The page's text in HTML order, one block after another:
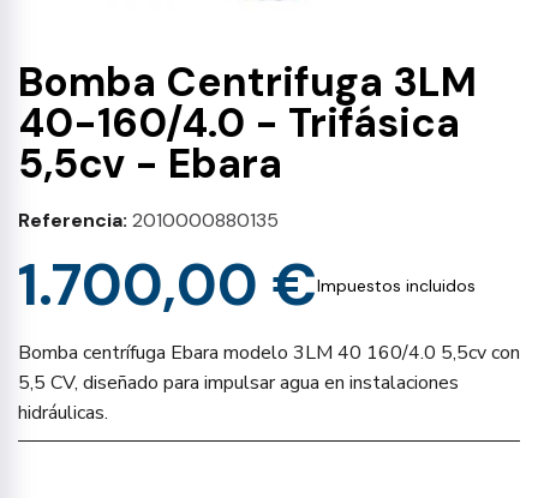
Bomba Centrifuga 3LM
40-160/4.0 - Trifásica
5,5cv - Ebara
Referencia 2010000880135
1.700,00 €Impuestos incluidos
Bomba centrífuga Ebara modelo 3LM 40 160/4.0 5,5cv con
5,5 CV, diseñado para impulsar agua en instalaciones
hidráulicas.